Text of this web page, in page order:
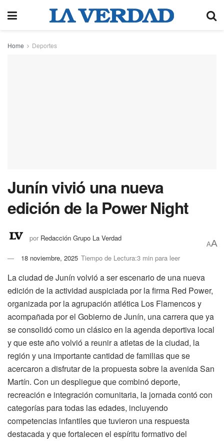
Home Deportes
Junín vivió una nueva
edición de la Power Night
por Redacción Grupo La Verdad
18 noviembre, 2025 Tiempo de Lectura:3 min para leer
AA
La ciudad de Junín volvió a ser escenario de una nueva
edición de la actividad auspiciada por la firma Red Power,
organizada por la agrupación atlética Los Flamencos y
acompañada por el Gobierno de Junín, una carrera que ya
se consolidó como un clásico en la agenda deportiva local
y que este año volvió a reunir a atletas de la ciudad, la
región y una importante cantidad de familias que se
acercaron a disfrutar de la propuesta sobre la avenida San
Martín. Con un despliegue que combinó deporte,
recreación e integración comunitaria, la jornada contó con
categorías para todas las edades, incluyendo
competencias infantiles que tuvieron una respuesta
destacada y que fortalecen el espíritu formativo del